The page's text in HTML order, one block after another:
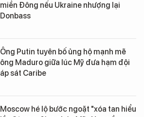
miền Đông nếu Ukraine nhượng lại
Donbass
Ông Putin tuyên bố ủng hộ mạnh mẽ
ông Maduro giữa lúc Mỹ đưa hạm đội
áp sát Caribe
Moscow hé lộ bước ngoặt "xóa tan hiểu